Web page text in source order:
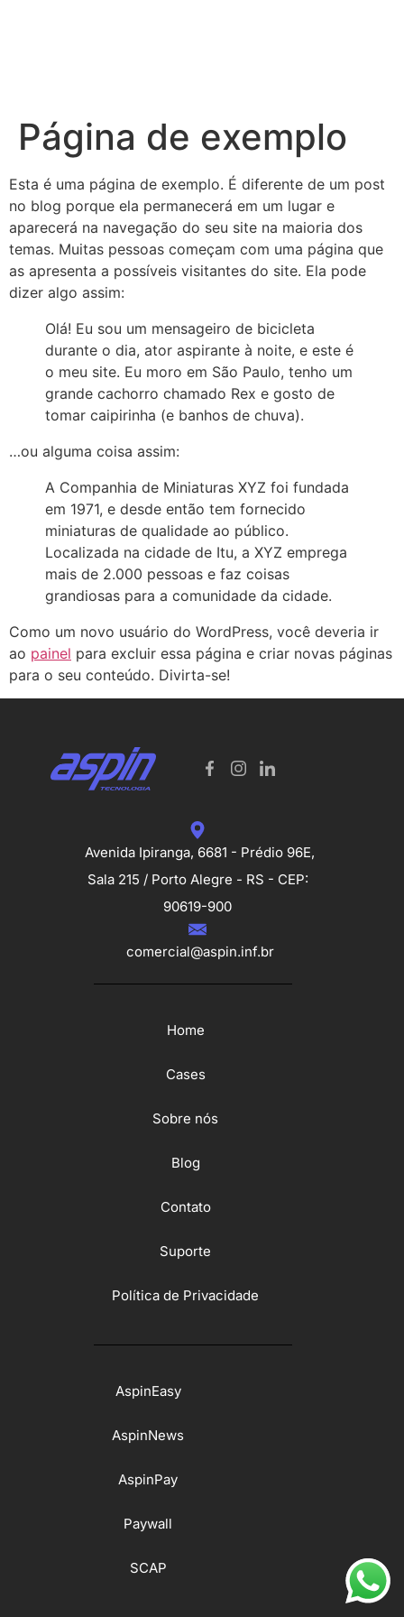
Página de exemplo
Esta é uma página de exemplo. É diferente de um post
no blog porque ela permanecerá em um lugar e
aparecerá na navegação do seu site na maioria dos
temas. Muitas pessoas começam com uma página que
as apresenta a possíveis visitantes do site. Ela pode
dizer algo assim:
Olá! Eu sou um mensageiro de bicicleta
durante o dia, ator aspirante à noite, e este é
o meu site. Eu moro em São Paulo, tenho um
grande cachorro chamado Rex e gosto de
tomar caipirinha (e banhos de chuva).
…ou alguma coisa assim:
A Companhia de Miniaturas XYZ foi fundada
em 1971, e desde então tem fornecido
miniaturas de qualidade ao público.
Localizada na cidade de Itu, a XYZ emprega
mais de 2.000 pessoas e faz coisas
grandiosas para a comunidade da cidade.
Como um novo usuário do WordPress, você deveria ir
ao painel para excluir essa página e criar novas páginas
para o seu conteúdo. Divirta-se!
Avenida Ipiranga, 6681 - Prédio 96E,
Sala 215 / Porto Alegre - RS - CEP:
90619-900
comercial@aspin.inf.br
Home
Cases
Sobre nós
Blog
Contato
Suporte
Política de Privacidade
AspinEasy
AspinNews
AspinPay
Paywall
SCAP